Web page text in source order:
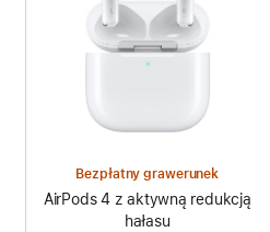
Bezpłatny grawerunek
AirPods 4 z aktywną redukcją
hałasu